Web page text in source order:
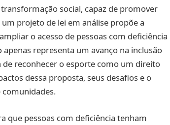
social, capaz de promover
projeto de lei em análise propõe a
o acesso de pessoas com deficiência
representa um avanço na inclusão
reconhecer o esporte como um direito
dessa proposta, seus desafios e o
que pessoas com deficiência tenham